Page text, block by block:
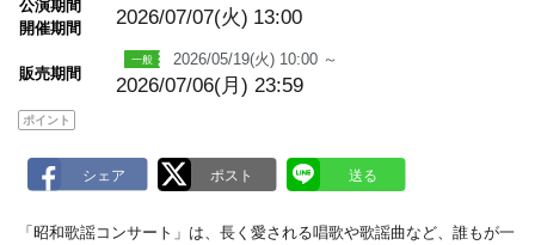
公演期間
開催期間
2026/07/07(火) 13:00
販売期間
2026/05/19(火) 10:00 ～
2026/07/06(月) 23:59
ポイント
「昭和歌謡コンサート」は、長く愛される唱歌や歌謡曲など、誰もが一